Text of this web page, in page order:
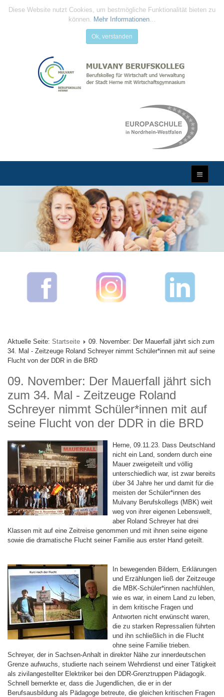
Diese Website nutzt Cookies, um bestmögliche Funktionalität bieten zu
können. Mehr Informationen...
Ok, verstanden
Aktuelle Seite: Startseite
09. November: Der Mauerfall jährt sich zum
34. Mal - Zeitzeuge Roland Schreyer nimmt Schüler*innen mit auf seine
Flucht von der DDR in die BRD
09. November: Der Mauerfall jährt sich
zum 34. Mal - Zeitzeuge Roland
Schreyer nimmt Schüler*innen mit auf
seine Flucht von der DDR in die BRD
Herne, 09.11.23. Dass Deutschland
nicht ein Land, sondern durch eine
Mauer zweigeteilt und völlig
unterschiedlich war, ist zwar bereits
über 34 Jahre her und damit für die
meisten der Schüler*innen des
Mulvany Berufskollegs (MBK) weit
weg von ihrer eigenen Lebenswelt,
aber Roland Schreyer hat drei
Klassen mit auf eine Zeitreise genommen und mit ihnen seine eigene
sowie die dramatische Flucht seiner Familie aus erster Hand geteilt.
In bewegenden Bildern, Erklärungen
und Erzählungen ließ der Zeitzeuge
die MBK-Schüler*innen nachfühlen,
wie es war, in einem Land zu leben,
in dem kritische Fragen und
Antworten nicht erwünscht waren,
die zu starken Repressalien führten
und ihn schließlich in die Flucht
ohne seine Familie trieben.
Schreyer, der in Sachsen-Anhalt in direkter Nähe zur innerdeutschen
Grenze aufwuchs, studierte nach seinem Wehrdienst und einer Tätigkeit
als zivilangestellter Elektriker bei den DDR-Grenztruppen Pädagogik.
Schnell bemerkte er, dass die Jugendlichen, die er in der
Berufsausbildung als Pädagoge betreute, die gleichen kritischen Fragen